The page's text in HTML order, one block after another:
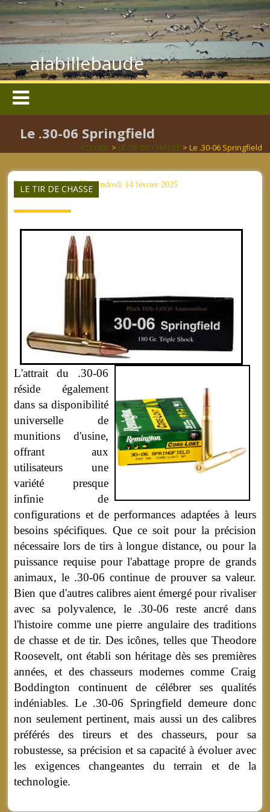
alabillebaude
Le .30-06 Springfield
ACCUEIL> LE TIR DE CHASSE > Le .30-06 Springfield
LE TIR DE CHASSE
aucun mot clé vendredi 14 février 2025
L'attrait du .30-06
réside également
dans sa disponibilité
universelle de
munitions d'usine,
offrant aux
utilisateurs une
variété presque
infinie de
configurations et de performances adaptées à leurs
besoins spécifiques. Que ce soit pour la précision
nécessaire lors de tirs à longue distance, ou pour la
puissance requise pour l'abattage propre de grands
animaux, le .30-06 continue de prouver sa valeur.
Bien que d'autres calibres aient émergé pour rivaliser
avec sa polyvalence, le .30-06 reste ancré dans
l'histoire comme une pierre angulaire des traditions
de chasse et de tir. Des icônes, telles que Theodore
Roosevelt, ont établi son héritage dès ses premières
années, et des chasseurs modernes comme Craig
Boddington continuent de célébrer ses qualités
indéniables. Le .30-06 Springfield demeure donc
non seulement pertinent, mais aussi un des calibres
préférés des tireurs et des chasseurs, pour sa
robustesse, sa précision et sa capacité à évoluer avec
les exigences changeantes du terrain et de la
technologie.